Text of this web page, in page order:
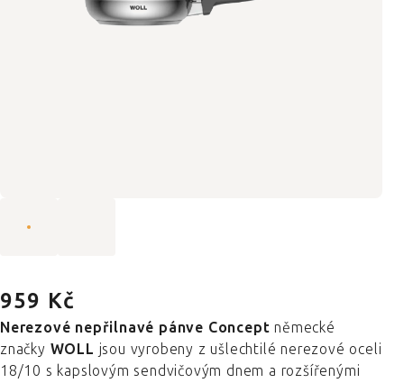
959 Kč
Nerezové nepřilnavé pánve Conceptněmecké
značky WOLL jsou vyrobeny z ušlechtilé nerezové oceli
18/10 s kapslovým sendvičovým dnem a rozšířenými